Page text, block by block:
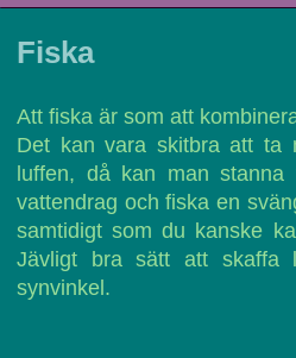
Fiska
Att fiska är som att
Det kan vara skitbra att ta
luffen, då kan man
vattendrag och fiska en
samtidigt som du kanske
Jävligt bra sätt att skaffa
synvinkel.